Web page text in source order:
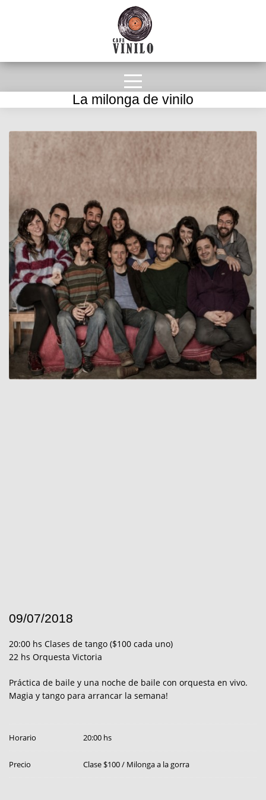
La milonga de vinilo
09/07/2018
20:00 hs Clases de tango ($100 cada uno)
22 hs Orquesta Victoria
Práctica de baile y una noche de baile con orquesta en vivo.
Magia y tango para arrancar la semana!
Horario 20:00 hs
Precio Clase $100 / Milonga a la gorra